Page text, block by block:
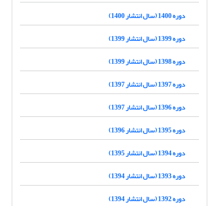
دوره 1400 (سال انتشار 1400)
دوره 1399 (سال انتشار 1399)
دوره 1398 (سال انتشار 1399)
دوره 1397 (سال انتشار 1397)
دوره 1396 (سال انتشار 1397)
دوره 1395 (سال انتشار 1396)
دوره 1394 (سال انتشار 1395)
دوره 1393 (سال انتشار 1394)
دوره 1392 (سال انتشار 1394)